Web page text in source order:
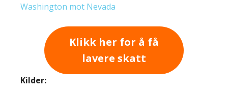
Washington mot Nevada
Klikk her for å få
lavere skatt
Kilder: